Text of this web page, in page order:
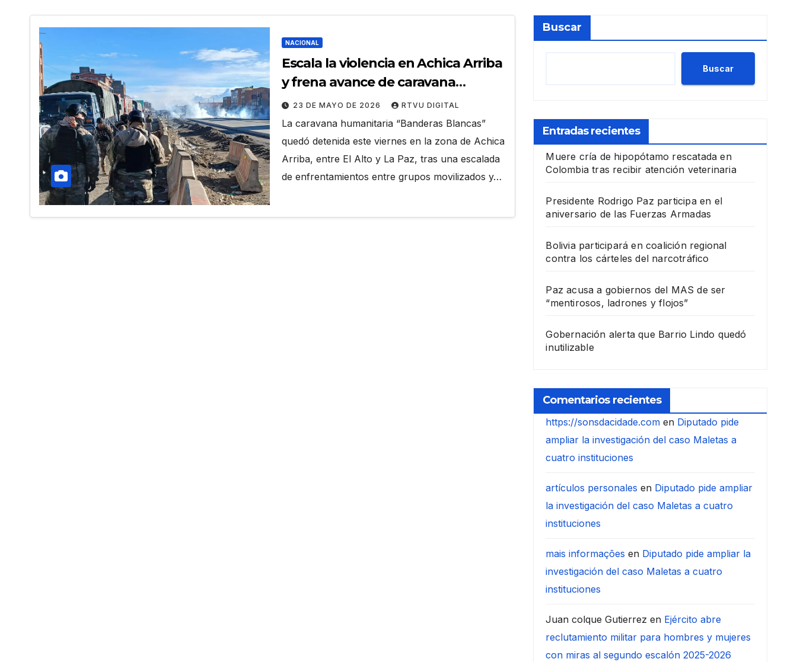
NACIONAL
Escala la violencia en Achica Arriba
y frena avance de caravana
humanitaria
23 DE MAYO DE 2026 RTVU DIGITAL
La caravana humanitaria “Banderas Blancas”
quedó detenida este viernes en la zona de Achica
Arriba, entre El Alto y La Paz, tras una escalada
de enfrentamientos entre grupos movilizados y…
Buscar
Buscar
Entradas recientes
Muere cría de hipopótamo rescatada en
Colombia tras recibir atención veterinaria
Presidente Rodrigo Paz participa en el
aniversario de las Fuerzas Armadas
Bolivia participará en coalición regional
contra los cárteles del narcotráfico
Paz acusa a gobiernos del MAS de ser
“mentirosos, ladrones y flojos”
Gobernación alerta que Barrio Lindo quedó
inutilizable
Comentarios recientes
https://sonsdacidade.com en Diputado pide
ampliar la investigación del caso Maletas a
cuatro instituciones
artículos personales en Diputado pide ampliar
la investigación del caso Maletas a cuatro
instituciones
mais informações en Diputado pide ampliar la
investigación del caso Maletas a cuatro
instituciones
Juan colque Gutierrez en Ejército abre
reclutamiento militar para hombres y mujeres
con miras al segundo escalón 2025-2026